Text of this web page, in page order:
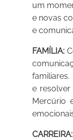
um
e novas
e
FAMÍLIA:
e resolver
Mercúrio
CARREIRA: